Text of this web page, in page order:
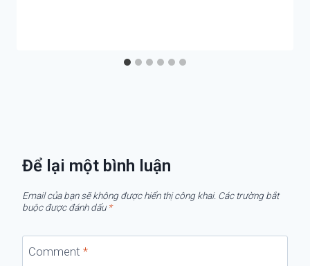
Để lại một bình luận
Email của bạn sẽ không được hiển thị công khai. Các trường bắt
buộc được đánh dấu *
Comment *